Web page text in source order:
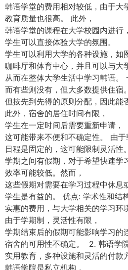
韩语学堂的费用相对较低，由于大
教育质量也很高。 此外，
韩语学堂的课程在大学校园内进行，
学生可以直接体验大学的氛围。
学生可以利用大学的各种设施，如
咖啡厅和体育中心，并且可以与大
从而在整体大学生活中学习韩语。
而有些则没有，但大多数提供住宿
但按先到先得的原则分配，因此能
此外，宿舍的居住时间有限，
学生在一定时间后需要重新申请，
这可能带来不便和不确定性。 由于
日程是固定的，这可能限制灵活性
学期之间有假期，对于希望快速学
效率可能较低。然而，
这些假期对需要在学习过程中休息
学生是有益的。 优点: 学术性和结
实惠的费用，与大学相关的学习环
由于学期制，灵活性有限，
学期结束后的假期可能影响学习的
宿舍的可用性不确定。 2. 韩语学
实用教育，多种设施和灵活的付款
韩语学院是私立机构，